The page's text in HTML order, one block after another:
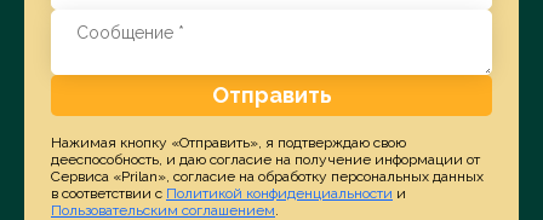
Отправить
Нажимая кнопку «Отправить», я подтверждаю свою
дееспособность, и даю согласие на получение информации от
Сервиса «Prilan», согласие на обработку персональных данных
в соответствии с Политикой конфиденциальности и
Пользовательским соглашением.